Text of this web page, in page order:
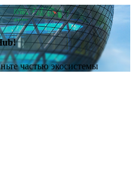
частью экосистемы